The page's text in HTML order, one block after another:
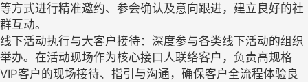
等方式进行精准邀约、参会确认及意向跟进，建立良好的社
群互动。
线下活动执行与大客户接待：深度参与各类线下活动的组织
举办。在活动现场作为核心接口人联络客户，负责高规格
VIP客户的现场接待、指引与沟通，确保客户全流程体验良